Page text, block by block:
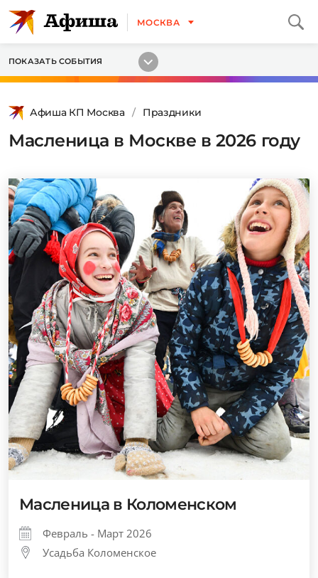
МОСКВА
ПОКАЗАТЬ СОБЫТИЯ
Афиша КП Москва Праздники
Масленица в Москве в 2026 году
Масленица в Коломенском
Февраль - Март 2026
Усадьба Коломенское